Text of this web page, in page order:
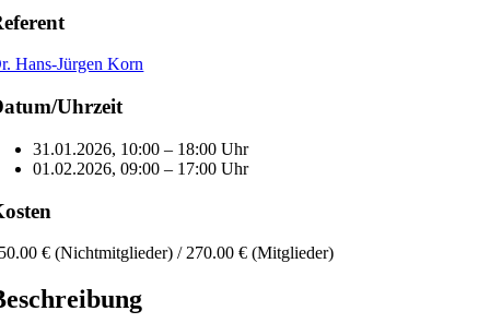
Hans-Jürgen Korn
Uhrzeit
31.01.2026, 10:00 – 18:00 Uhr
01.02.2026, 09:00 – 17:00 Uhr
€ (Nichtmitglieder) / 270.00 € (Mitglieder)